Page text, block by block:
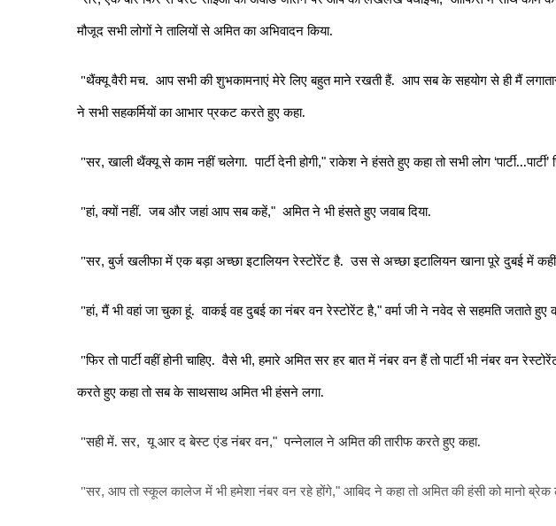
मौजूद सभी लोगों ने तालियों से अमित का अभिवादन किया.
"थैंक्यू वैरी मच. आप सभी की शुभकामनाएं मेरे लिए बहुत माने रखती हैं. आप सब के सहयोग से ही मैं लगातार
ने सभी सहकर्मियों का आभार प्रकट करते हुए कहा.
"सर,खाली थैंक्यू से काम नहीं चलेगा. पार्टी देनी होगी,"राकेश ने हंसते हुए कहा तो सभी लोग ‘पार्टी...पार्टी’
"हां,क्यों नहीं. जब और जहां आप सब कहें," अमित ने भी हंसते हुए जवाब दिया.
"सर,बुर्ज खलीफा में एक बड़ा अच्छा इटालियन रेस्टोरेंट है. उस से अच्छा इटालियन खाना पूरे दुबई में कहीं
"हां,मैं भी वहां जा चुका हूं. वाकई वह दुबई का नंबर वन रेस्टोरेंट है,"वर्मा जी ने नवेद से सहमति जताते हुए
"फिर तो पार्टी वहीं होनी चाहिए. वैसे भी,हमारे अमित सर हर बात में नंबर वन हैं तो पार्टी भी नंबर वन
करते हुए कहा तो सब के साथसाथ अमित भी हंसने लगा.
"सही में. सर,यू आर द बेस्ट एंड नंबर वन,"पन्नेलाल ने अमित की तारीफ करते हुए कहा.
"सर, आप तो स्कूल कालेज में भी हमेशा नंबर वन रहे होंगे," आबिद ने कहा तो अमित की हंसी को मानो ब्रेक